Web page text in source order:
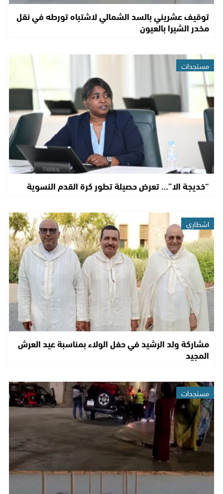
توقيف عشريني بالسد الشمالي لاشتباه تورطه في نقل
مخدر الشيرا بالعيون
مستجدات
“خديجة الا”… تعرض حصيلة تطور كرة القدم النسوية
اشطاري
مشاركة ولد الرشيد في حفل الولاء بمناسبة عيد العرش
المجيد
مستجدات